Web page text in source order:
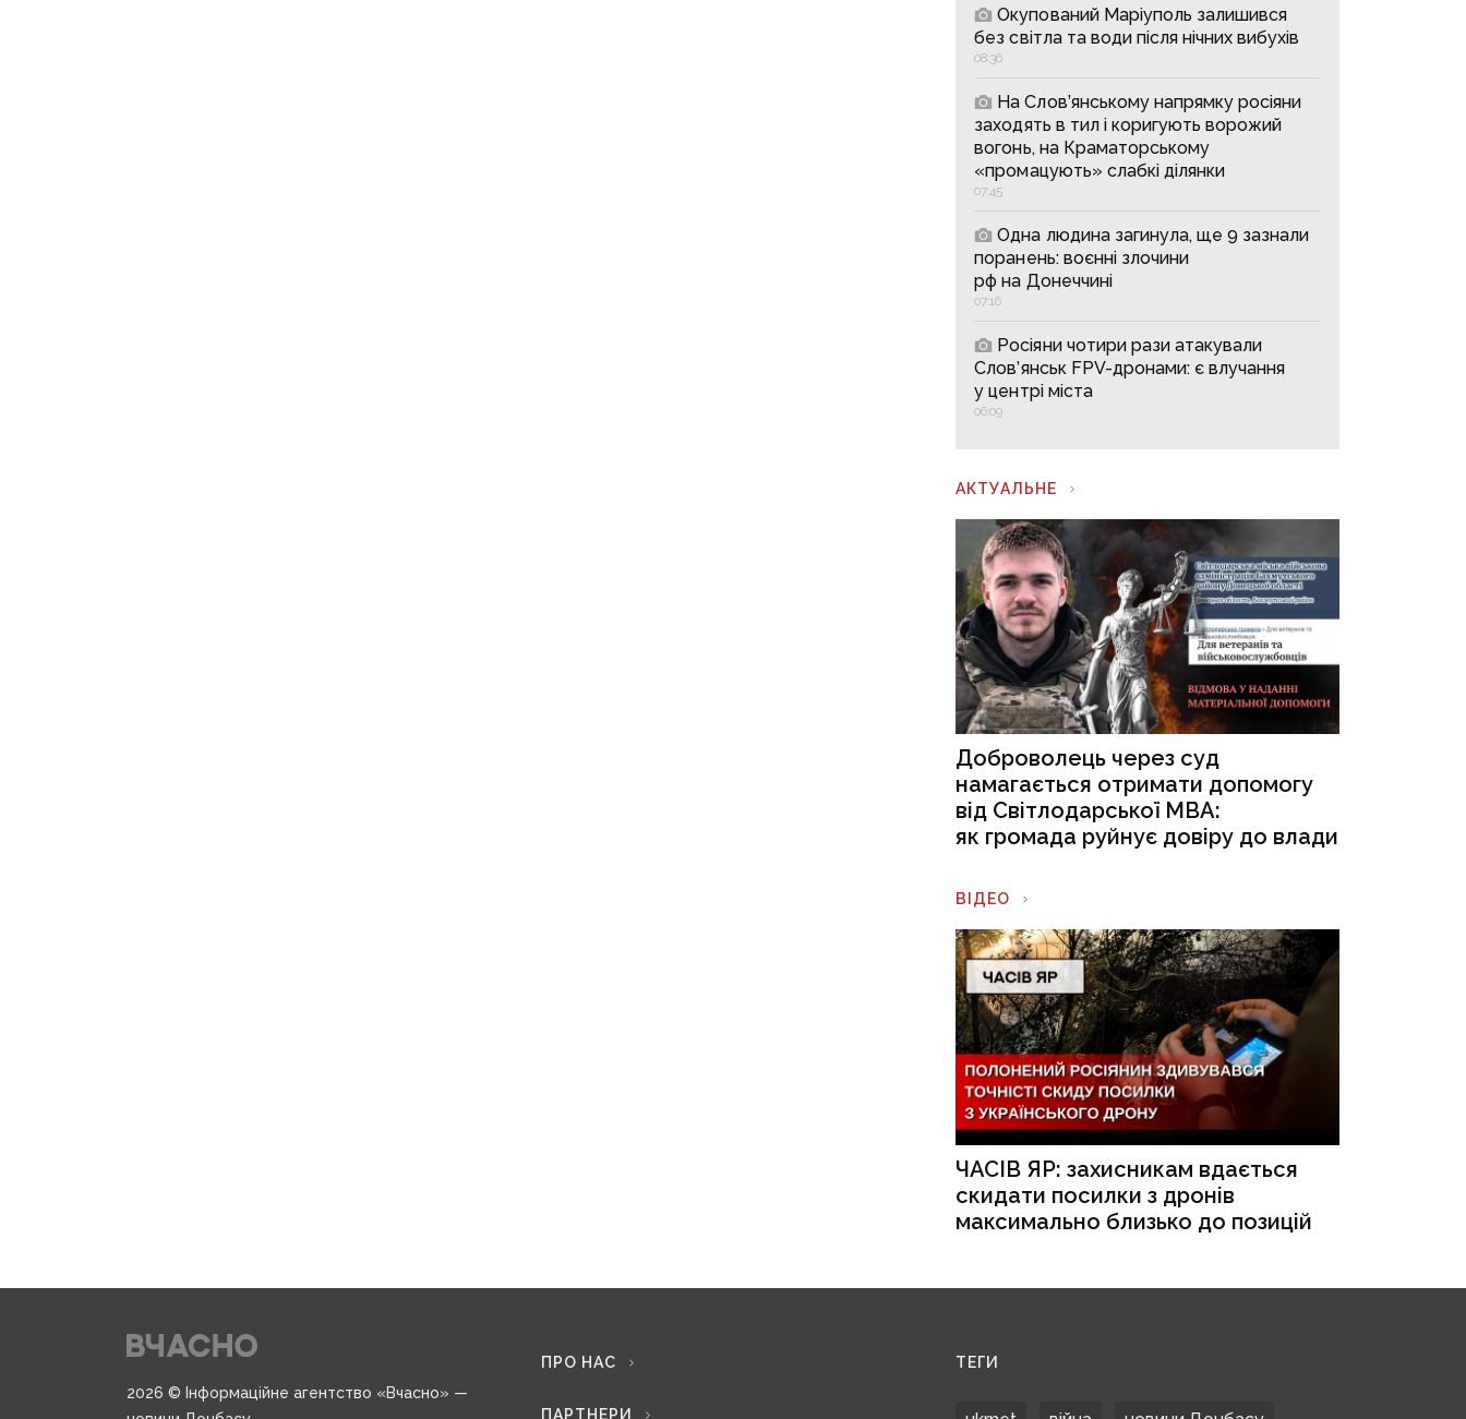
Окупований Маріуполь залишився
без світла та води після нічних вибухів
08:36
На Слов’янському напрямку росіяни
заходять в тил і коригують ворожий
вогонь, на Краматорському
«промацують» слабкі ділянки
07:45
Одна людина загинула, ще 9 зазнали
поранень: воєнні злочини
рф на Донеччині
07:16
Росіяни чотири рази атакували
Слов’янськ FPV-дронами: є влучання
у центрі міста
06:09
АКТУАЛЬНЕ
Доброволець через суд
намагається отримати допомогу
від Світлодарської МВА:
як громада руйнує довіру до влади
ВІДЕО
ЧАСІВ ЯР: захисникам вдається
скидати посилки з дронів
максимально близько до позицій
2026 © Інформаційне агентство «Вчасно» —
ПРО НАС
ПАРТНЕРИ
ТЕГИ